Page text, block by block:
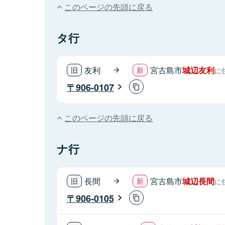
このページの先頭に戻る
タ行
友利 宮古島市城辺友利に
906-0107
このページの先頭に戻る
ナ行
長間 宮古島市城辺長間に
906-0105